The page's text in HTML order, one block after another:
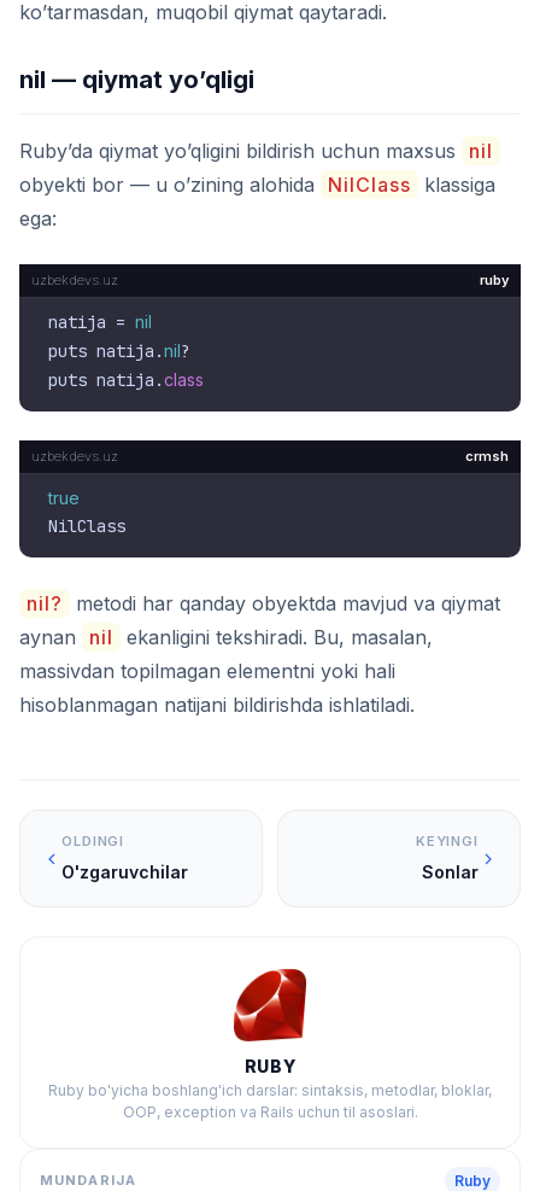
ko’tarmasdan, muqobil qiymat qaytaradi.
nil — qiymat yo’qligi
Ruby’da qiymat yo’qligini bildirish uchun maxsus
nil
obyekti bor — u o’zining alohida
NilClass
klassiga
ega:
ruby
natija = nil
puts natija.nil?
puts natija.class
crmsh
true
nil?
metodi har qanday obyektda mavjud va qiymat
aynan
nil
ekanligini tekshiradi. Bu, masalan,
massivdan topilmagan elementni yoki hali
hisoblanmagan natijani bildirishda ishlatiladi.
OLDINGI
O'zgaruvchilar
KEYINGI
Sonlar
RUBY
Ruby bo'yicha boshlang'ich darslar: sintaksis, metodlar, bloklar,
OOP, exception va Rails uchun til asoslari.
MUNDARIJA Ruby